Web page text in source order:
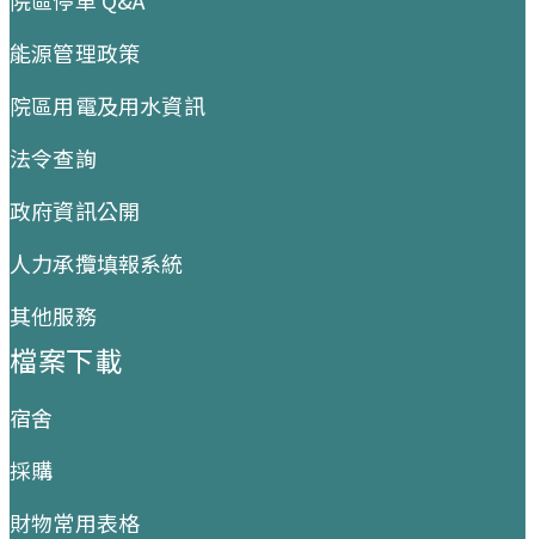
能源管理政策
院區用電及用水資訊
法令查詢
政府資訊公開
人力承攬填報系統
其他服務
檔案下載
宿舍
採購
財物常用表格